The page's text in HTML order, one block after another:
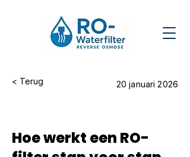
< Terug 20 januari 2026
Hoe werkt een RO-